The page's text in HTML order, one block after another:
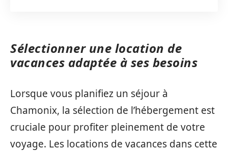
Sélectionner une location de
vacances adaptée à ses besoins
Lorsque vous planifiez un séjour à
Chamonix, la sélection de l’hébergement est
cruciale pour profiter pleinement de votre
voyage. Les locations de vacances dans cette